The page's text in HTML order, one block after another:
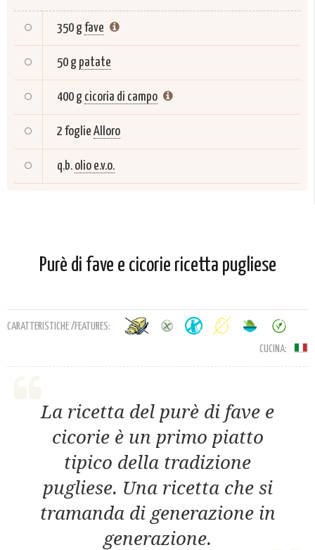
350 gfave
50 g patate
400 g cicoria di campo
2 foglie Alloro
q.b. olio e.v.o.
Purè di fave e cicorie ricetta pugliese
CARATTERISTICHE /FEATURES:
CUCINA:
La ricetta del purè di fave e
cicorie è un primo piatto
tipico della tradizione
pugliese. Una ricetta che si
tramanda di generazione in
generazione.